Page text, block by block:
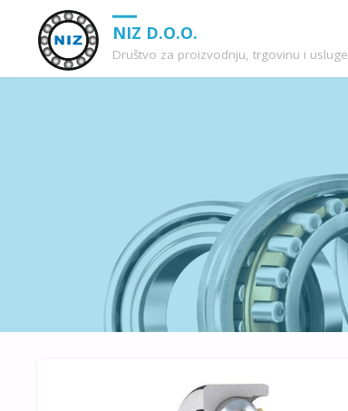
NIZ D.O.O.
Društvo za proizvodnju, trgovinu i usluge